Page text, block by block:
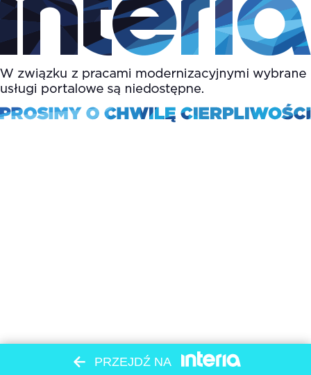
PRZEJDŹ NA